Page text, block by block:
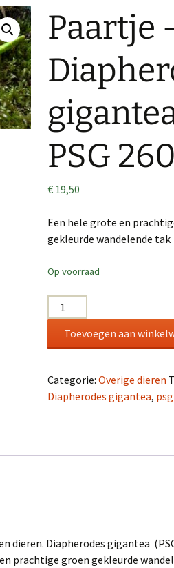
Paartje
PSG 260
€ 19,50
Een hele grote en
gekleurde wandelende tak
Op voorraad
Paartje
–
Diapherodes
gigantea
PSG
260
Toevoegen aan
Categorie:Overige dieren
Diapherodes gigantea,
dieren. Diapherodes gigantea
prachtige groen gekleurde